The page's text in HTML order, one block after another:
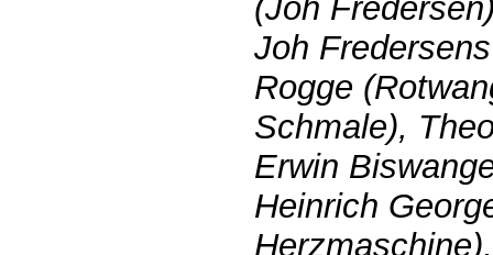
(Joh
Joh
Rogge
Schmale),
Erwin
Heinrich